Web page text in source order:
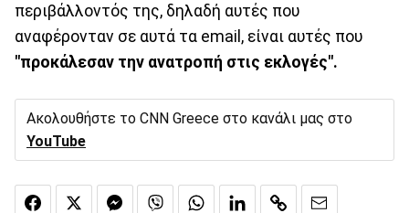
περιβάλλοντός της, δηλαδή αυτές που
αναφέρονταν σε αυτά τα email, είναι αυτές που
"προκάλεσαν την ανατροπή στις εκλογές".
Ακολουθήστε το CNN Greece στο κανάλι μας στο
YouTube